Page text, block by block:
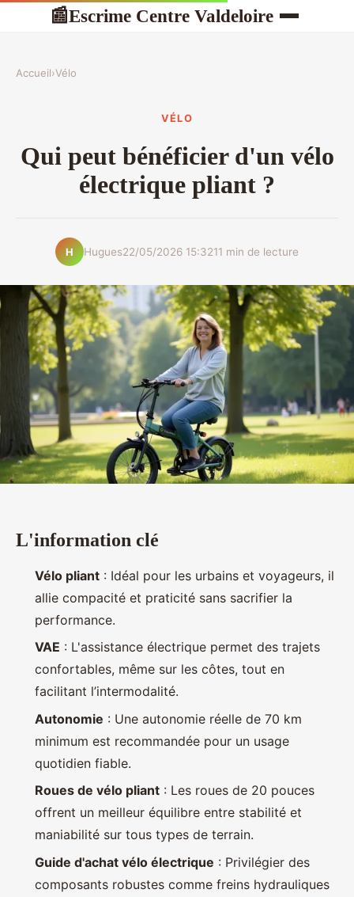
📰Escrime Centre Valdeloire
Accueil›Vélo
VÉLO
Qui peut bénéficier d'un vélo
électrique pliant ?
H Hugues22/05/2026 15:3211 min de lecture
L'information clé
Vélo pliant : Idéal pour les urbains et voyageurs, il
allie compacité et praticité sans sacrifier la
performance.
VAE : L'assistance électrique permet des trajets
confortables, même sur les côtes, tout en
facilitant l’intermodalité.
Autonomie : Une autonomie réelle de 70 km
minimum est recommandée pour un usage
quotidien fiable.
Roues de vélo pliant : Les roues de 20 pouces
offrent un meilleur équilibre entre stabilité et
maniabilité sur tous types de terrain.
Guide d'achat vélo électrique : Privilégier des
composants robustes comme freins hydrauliques